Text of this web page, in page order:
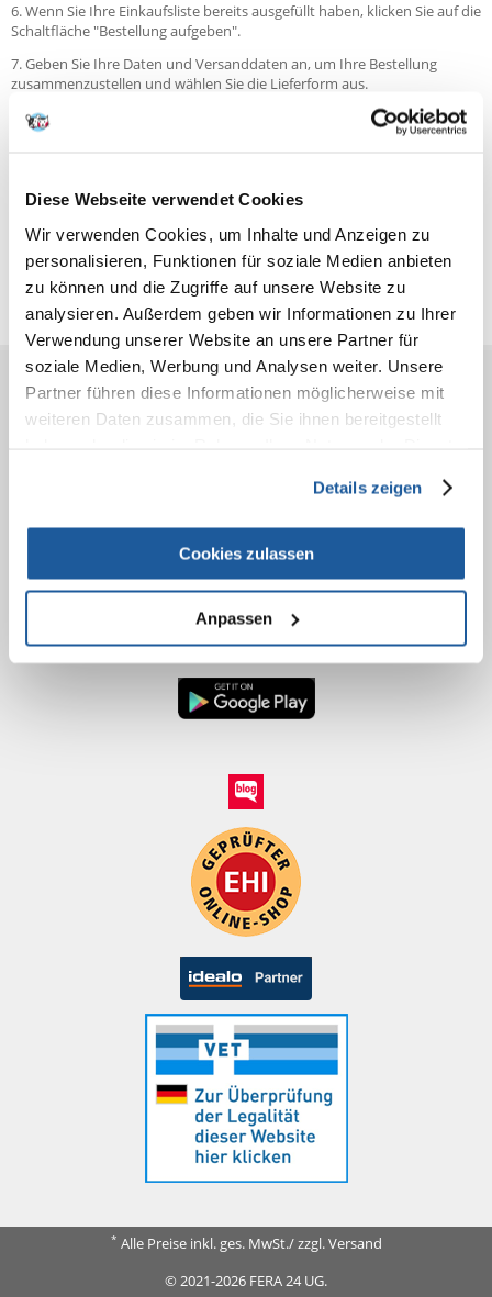
Diese Webseite verwendet Cookies
Wir verwenden Cookies, um Inhalte und Anzeigen zu
personalisieren, Funktionen für soziale Medien anbieten
zu können und die Zugriffe auf unsere Website zu
analysieren. Außerdem geben wir Informationen zu Ihrer
Verwendung unserer Website an unsere Partner für
soziale Medien, Werbung und Analysen weiter. Unsere
Partner führen diese Informationen möglicherweise mit
weiteren Daten zusammen, die Sie ihnen bereitgestellt
Details zeigen
Cookies zulassen
Anpassen
6. Wenn Sie Ihre Einkaufsliste bereits ausgefüllt haben, klicken Sie auf die
Schaltfläche "Bestellung aufgeben".
7. Geben Sie Ihre Daten und Versanddaten an, um Ihre Bestellung
zusammenzustellen und wählen Sie die Lieferform aus.
8. Wenn Sie bereits ein Konto bei uns haben, werden Ihre Daten
automatisch eingefügt, überprüfen Sie nur ihre Richtigkeit und fügen Sie
9. Wählen Sie die Zahlungsmöglichkeit aus.
Sie können Ihre Bestellung, die noch nicht bezahlt wurde, jederzeit
ändern. Kontaktieren Sie uns diesbezüglich so schnell, wie möglich. Die
Lieferzeit von Bestellung wird um einen Zeitraum verlängert, bis Sie ein
neues Produkt zur Lieferung hinfügen werden.
VOR DEM KAUF
* Alle Preise inkl. ges. MwSt./ zzgl. Versand
© 2021-2026 FERA 24 UG.